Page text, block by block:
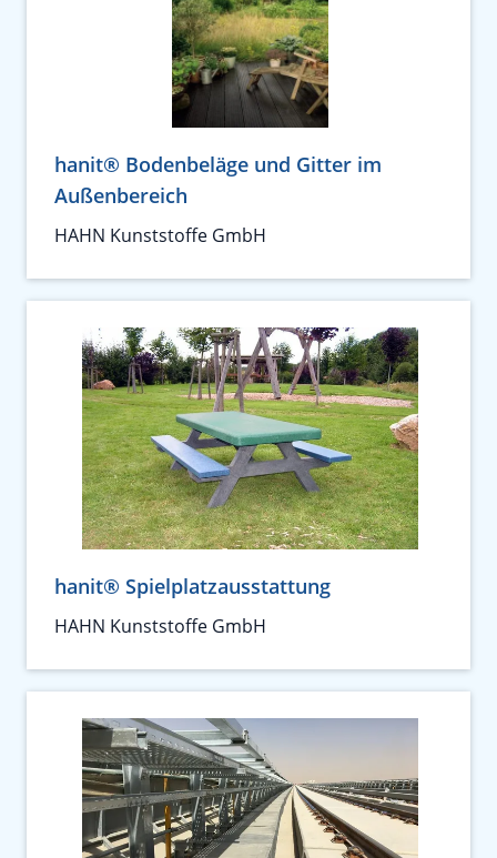
hanit® Bodenbeläge und Gitter im
Außenbereich
HAHN Kunststoffe GmbH
hanit® Spielplatzausstattung
HAHN Kunststoffe GmbH